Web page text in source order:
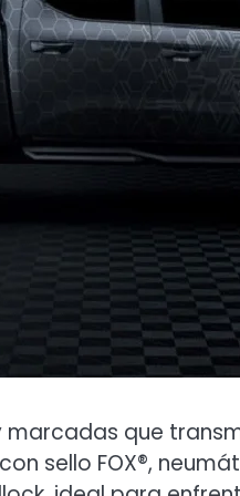
que
sello FOX®,